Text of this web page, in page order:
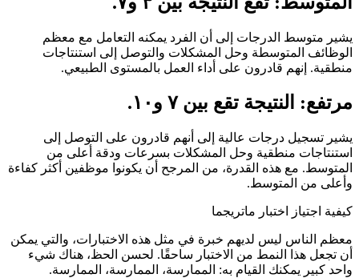
يشير متوسط الدرجات إلى أن الفرد يمكنه التعامل مع معظم
الوظائف المتوسطة وحل المشكلات والتوصل إلى استنتاجات
منطقية. إنهم قادرون على أداء العمل بالمستوى الطبيعي.
مرتفع: النتيجة تقع بين ٧ و١٠.
يشير تسجيل درجات عالية إلى أنهم قادرون على التوصل إلى
استنتاجات منطقية وحل المشكلات بسرعات ودقة أعلى من
المتوسط. مع هذه القدرة، من المرجح أن يكونوا موظفين أكثر كفاءة
وأعلى من المتوسط.
كيفية اجتياز اختبار ماتريجما
معظم الناس ليس لديهم خبرة في مثل هذه الاختبارات، والتي يمكن
أن تجعل هذا النمط من الاختبار ساحقًا. لحسن الحظ، هناك شيء
واحد كبير يمكنك القيام به: الممارسة، الممارسة، الممارسة.